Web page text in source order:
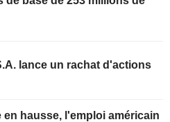
lance un rachat d'actions
en hausse, l'emploi américain